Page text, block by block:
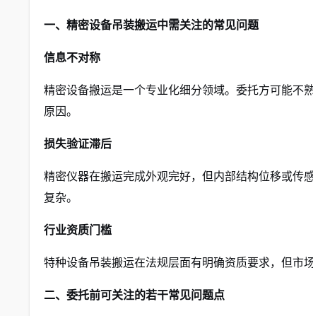
一、精密设备吊装搬运中需关注的常见问题
信息不对称
精密设备搬运是一个专业化细分领域。委托方可能不
原因。
损失验证滞后
精密仪器在搬运完成外观完好，但内部结构位移或传
复杂。
行业资质门槛
特种设备吊装搬运在法规层面有明确资质要求，但市
二、委托前可关注的若干常见问题点